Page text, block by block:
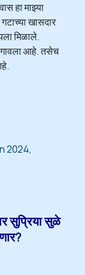
हा माझ्या
खासदार
मिळाले.
आहे. तसेच
2024
सुप्रिया सुळे